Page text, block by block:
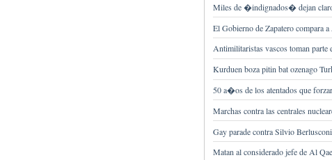
Miles de �indignados� dejan claro
El Gobierno de Zapatero compara
Antimilitaristas vascos toman
Kurduen boza pitin bat ozenago
50 a�os de los atentados que
Marchas contra las centrales
Gay parade contra Silvio
Matan al considerado jefe de Al